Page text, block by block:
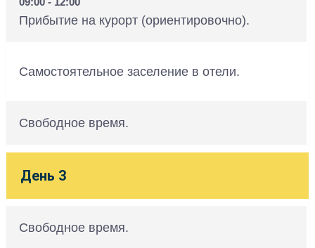
Прибытие на курорт (ориентировочно).
Самостоятельное заселение в отели.
Свободное время.
День 3
Свободное время.